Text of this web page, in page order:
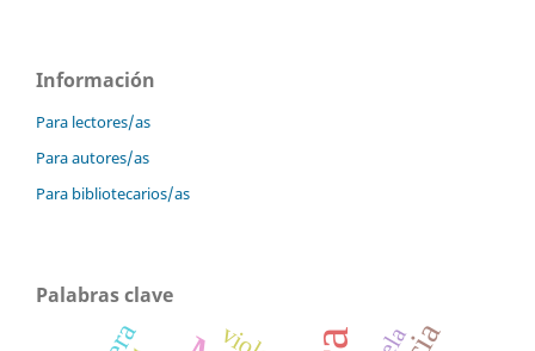
Información
Para lectores/as
Para autores/as
Para bibliotecarios/as
Palabras clave